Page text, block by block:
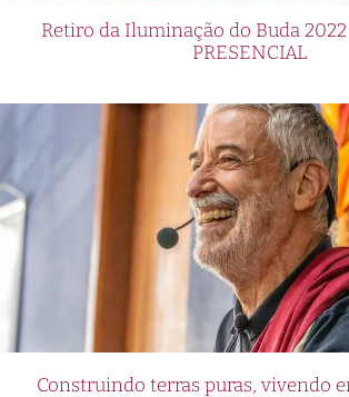
Retiro da Iluminação do Buda
PRESENCIAL
Construindo terras puras, vivendo